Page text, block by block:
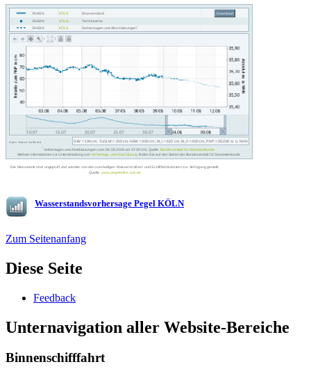
Wasserstandsvorhersage Pegel KÖLN
Zum Seitenanfang
Diese Seite
Feed­back
Unternavigation aller Website-Bereiche
Binnenschifffahrt